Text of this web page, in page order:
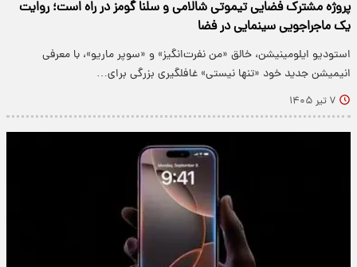
پروژه مشترک فضایی تیموتی شالامی و سلنا گومز در راه است؛ روایت
یک ماجراجویی سینمایی در فضا
استودیو ایلومینیشن، خالق «من نفرت‌انگیز» و «سوپر ماریو»، با معرفی
انیمیشن جدید خود «تنها نیستی» غافلگیری بزرگی برای…
۷ تیر ۱۴۰۵